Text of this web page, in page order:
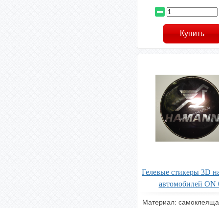
Гелевые стикеры 3D
автомобилей ON
Материал: